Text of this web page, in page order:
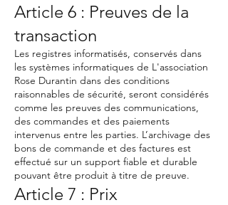
Article 6 : Preuves de la
transaction
Les registres informatisés, conservés dans
les systèmes informatiques de L'association
Rose Durantin dans des conditions
raisonnables de sécurité, seront considérés
comme les preuves des communications,
des commandes et des paiements
intervenus entre les parties. L’archivage des
bons de commande et des factures est
effectué sur un support fiable et durable
pouvant être produit à titre de preuve.
Article 7 : Prix